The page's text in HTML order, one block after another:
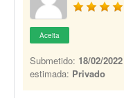
Aceita
Submetido: 18/02/
estimada: Privado